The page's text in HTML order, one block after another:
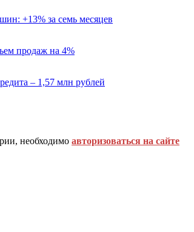
+13% за семь месяцев
продаж на 4%
– 1,57 млн рублей
необходимо авторизоваться на сайте